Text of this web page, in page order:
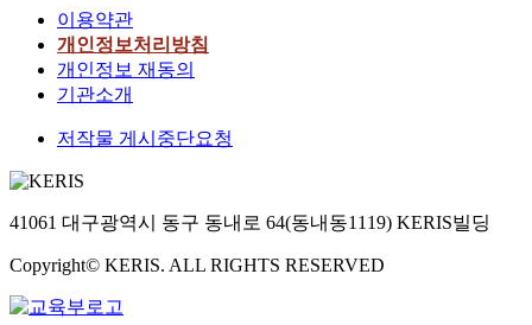
이용약관
개인정보처리방침
개인정보 재동의
기관소개
저작물 게시중단요청
41061 대구광역시 동구 동내로 64(동내동1119) KERIS빌딩
Copyright© KERIS. ALL RIGHTS RESERVED